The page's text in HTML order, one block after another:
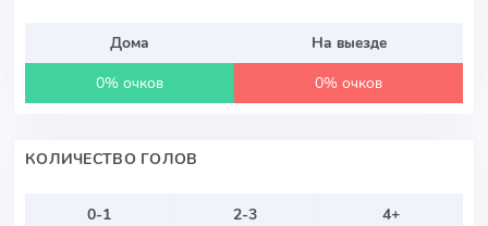
Дома
На выезде
0% очков
0% очков
КОЛИЧЕСТВО ГОЛОВ
0-1 2-3
4+